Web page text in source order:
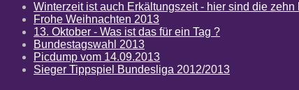
Winterzeit ist auch Erkältungszeit - hier sind die
Frohe Weihnachten 2013
13. Oktober - Was ist das für ein Tag ?
Bundestagswahl 2013
Picdump vom 14.09.2013
Sieger Tippspiel Bundesliga 2012/2013